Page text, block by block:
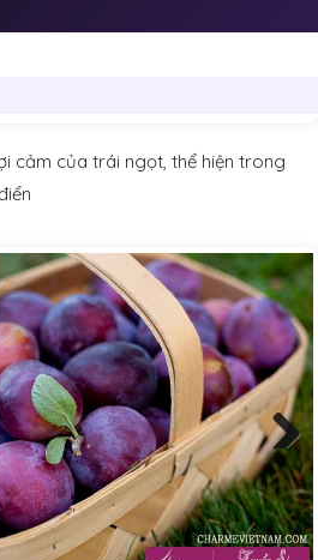
cảm của trái ngọt, thể hiện trong
Next